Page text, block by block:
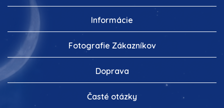
Informácie
Fotografie Zákazníkov
Doprava
Časté otázky